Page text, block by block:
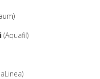
(Aquafil)